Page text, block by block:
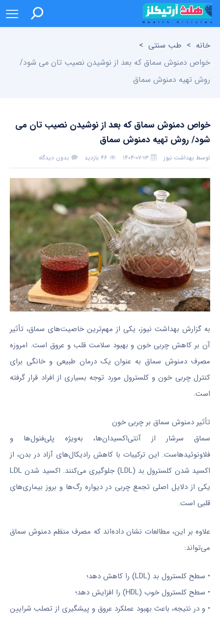
خانه > طب سنتی >
خواص دمنوش سماق که بعد از نوشیدن نصیب تان می شود/
روش تهیه دمنوش سماق
خواص دمنوش سماق که بعد از نوشیدن نصیب تان می
شود/ روش تهیه دمنوش سماق
توسط بهداشت نیوز ۱۴۰۴-۰۷-۱۳ ۴۶ بازدید بدون دیدگاه
به گزارش بهداشت نیوز، یکی از مهم‌ترین خاصیت‌های سماق، تأثیر
آن بر کاهش چربی خون و بهبود سلامت قلب و عروق است. امروزه
مصرف دمنوش سماق به عنوان یک درمان طبیعی و خانگی برای
کنترل چربی خون و کلسترول مورد توجه بسیاری از افراد قرار گرفته
است.
تأثیر دمنوش سماق بر چربی خون
سماق سرشار از آنتی‌اکسیدان‌ها، به‌ویژه پلی‌فنول‌ها و
فلاونوئیدهاست. این ترکیبات با کاهش رادیکال‌های آزاد در بدن، از
اکسید شدن کلسترول بد (LDL) جلوگیری می‌کنند. اکسید شدن LDL
یکی از دلایل اصلی تجمع چربی در دیواره رگ‌ها و بروز بیماری‌های
قلبی است.
علاوه بر این، مطالعات نشان داده‌اند که مصرف منظم دمنوش سماق
می‌تواند:
• سطح کلسترول بد (LDL) را کاهش دهد؛
• سطح کلسترول خوب (HDL) را افزایش دهد؛
• و در نتیجه، باعث بهبود عملکرد عروق و پیشگیری از تصلب شرایین